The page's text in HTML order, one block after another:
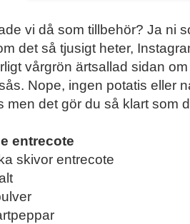
vi då som tillbehör? Ja ni
det så tjusigt heter,
vårgrön ärtsallad sidan
Nope, ingen potatis eller
men det gör du så klart som
entrecote
skivor entrecote